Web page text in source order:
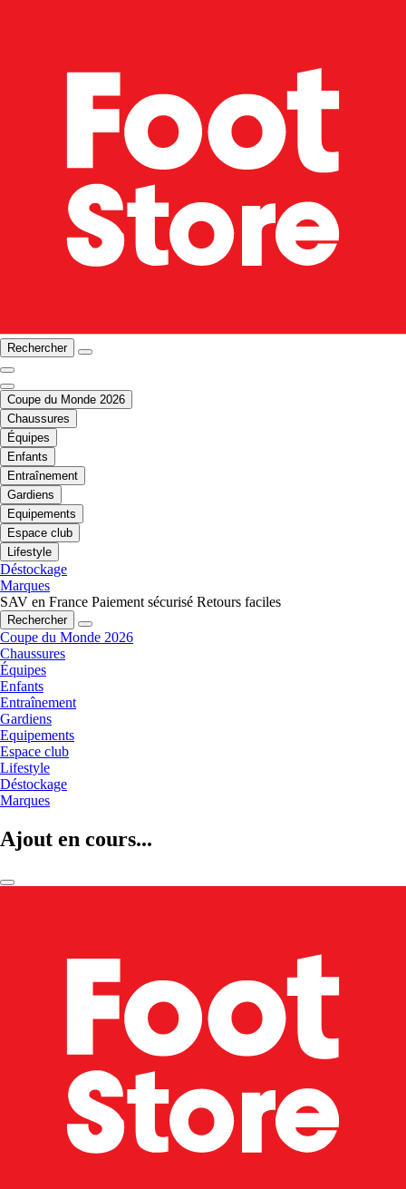
Rechercher
Coupe du Monde 2026
Chaussures
Équipes
Enfants
Entraînement
Gardiens
Equipements
Espace club
Lifestyle
Déstockage
Marques
SAV en France Paiement sécurisé Retours faciles
Rechercher
Coupe du Monde 2026
Chaussures
Équipes
Enfants
Entraînement
Gardiens
Equipements
Espace club
Lifestyle
Déstockage
Marques
Ajout en cours...